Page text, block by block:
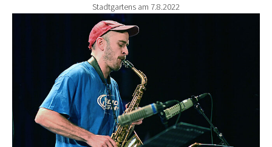
Stadtgartens am 7.8.2022
Show larger version for: